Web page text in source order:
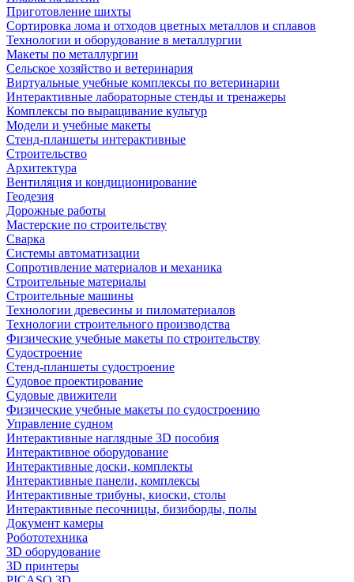
Приготовление шихты
Сортировка лома и отходов цветных металлов и сплавов
Технологии и оборудование в металлургии
Макеты по металлургии
Сельское хозяйство и ветеринария
Виртуальные учебные комплексы по ветеринарии
Интерактивные лабораторные стенды и тренажеры
Комплексы по выращивание культур
Модели и учебные макеты
Стенд-планшеты интерактивные
Строительство
Архитектура
Вентиляция и кондиционирование
Геодезия
Дорожные работы
Мастерские по строительству
Сварка
Системы автоматизации
Сопротивление материалов и механика
Строительные материалы
Строительные машины
Технологии древесины и пиломатериалов
Технологии строительного производства
Физические учебные макеты по строительству
Судостроение
Стенд-планшеты судостроение
Судовое проектирование
Судовые движители
Физические учебные макеты по судостроению
Управление судном
Интерактивные наглядные 3D пособия
Интерактивное оборудование
Интерактивные доски, комплекты
Интерактивные панели, комплексы
Интерактивные трибуны, киоски, столы
Интерактивные песочницы, бизиборды, полы
Документ камеры
Робототехника
3D оборудование
3D принтеры